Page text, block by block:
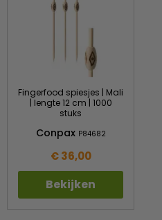
Fingerfood spiesjes | Mali
| lengte 12 cm | 1000
stuks
Conpax P84682
€ 36,00
Bekijken